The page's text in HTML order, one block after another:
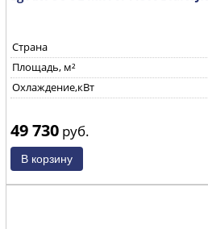
Страна
Площадь, м²
Охлаждение,кВт
49 730 руб.